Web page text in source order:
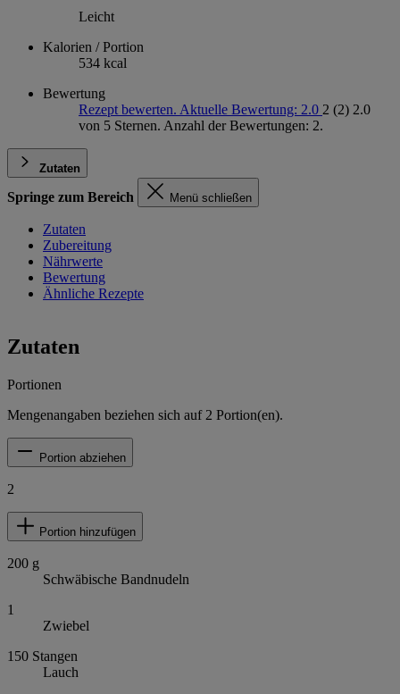
Leicht
Kalorien / Portion
534 kcal
Bewertung
Rezept bewerten. Aktuelle Bewertung: 2.0 2 (2) 2.0
von 5 Sternen. Anzahl der Bewertungen: 2.
Zutaten
Springe zum Bereich Menü schließen
Zutaten
Zubereitung
Nährwerte
Bewertung
Ähnliche Rezepte
Zutaten
Portionen
Mengenangaben beziehen sich auf 2 Portion(en).
Portion abziehen
2
Portion hinzufügen
200 g
Schwäbische Bandnudeln
1
Zwiebel
150 Stangen
Lauch